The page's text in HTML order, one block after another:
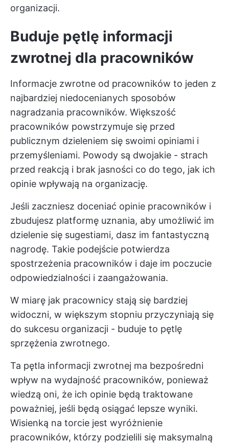
organizacji.
Buduje pętlę informacji
zwrotnej dla pracowników
Informacje zwrotne od pracowników to jeden z
najbardziej niedocenianych sposobów
nagradzania pracowników. Większość
pracowników powstrzymuje się przed
publicznym dzieleniem się swoimi opiniami i
przemyśleniami. Powody są dwojakie - strach
przed reakcją i brak jasności co do tego, jak ich
opinie wpływają na organizację.
Jeśli zaczniesz doceniać opinie pracowników i
zbudujesz platformę uznania, aby umożliwić im
dzielenie się sugestiami, dasz im fantastyczną
nagrodę. Takie podejście potwierdza
spostrzeżenia pracowników i daje im poczucie
odpowiedzialności i zaangażowania.
W miarę jak pracownicy stają się bardziej
widoczni, w większym stopniu przyczyniają się
do sukcesu organizacji - buduje to pętlę
sprzężenia zwrotnego.
Ta pętla informacji zwrotnej ma bezpośredni
wpływ na wydajność pracowników, ponieważ
wiedzą oni, że ich opinie będą traktowane
poważniej, jeśli będą osiągać lepsze wyniki.
Wisienką na torcie jest wyróżnienie
pracowników, którzy podzielili się maksymalną